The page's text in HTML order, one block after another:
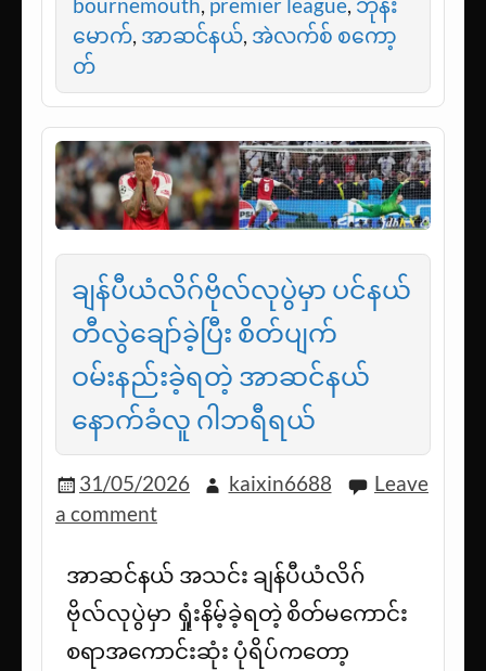
bournemouth, premier league, ဘုန်း
မောက်, အာဆင်နယ်, အဲလက်စ် စကော့
တ်
ချန်ပီယံလိဂ်ဗိုလ်လုပွဲမှာ ပင်နယ်
တီလွဲချော်ခဲ့ပြီး စိတ်ပျက်
ဝမ်းနည်းခဲ့ရတဲ့ အာဆင်နယ်
နောက်ခံလူ ဂါဘရီရယ်
31/05/2026 kaixin6688
Leave
a comment
အာဆင်နယ် အသင်း ချန်ပီယံလိဂ်
ဗိုလ်လုပွဲမှာ ရှုံးနိမ့်ခဲ့ရတဲ့ စိတ်မကောင်း
စရာအကောင်းဆုံး ပုံရိပ်ကတော့